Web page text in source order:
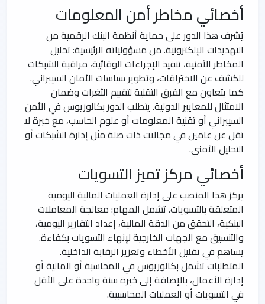
أخصائي مخاطر أمن المعلومات
يُشرف هذا الدور على حماية أنظمة البنك الرقمية من
التهديدات الإلكترونية. من مسؤولياته الرئيسية: تحليل
المخاطر الأمنية، تنفيذ الإجراءات الوقائية، مراقبة الشبكات
للكشف عن الاختراقات، وتطوير سياسات الأمان السيبراني.
كما يتعاون مع الفرق التقنية لتقييم الثغرات وضمان
الامتثال للمعايير الدولية. يتطلب الدور بكالوريوس في الأمن
السيبراني أو تقنية المعلومات أو علوم الحاسب، مع خبرة لا
تقل عن عامين في مجالات ذات صلة مثل إدارة الشبكات أو
التحليل الأمني.
أخصائي مركز تميز التسويات
يركز هذا المنصب على إدارة العمليات المالية اليومية
المتعلقة بالتسويات. تشمل المهام: معالجة المعاملات
البنكية، التحقق من الدقة المالية، إعداد التقارير اليومية،
والتنسيق مع الجهات الخارجية لإنهاء التسويات بكفاءة.
يساهم في تقليل الأخطاء وتعزيز الرقابة الداخلية.
المتطلبات تشمل بكالوريوس في المحاسبة أو المالية أو
إدارة الأعمال، بالإضافة إلى خبرة سنة واحدة على الأقل
في التسويات أو العمليات المحاسبية.